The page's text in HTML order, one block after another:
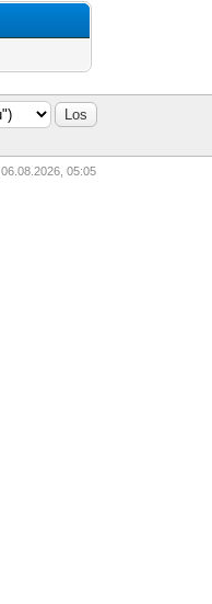
06.08.2026, 05:05